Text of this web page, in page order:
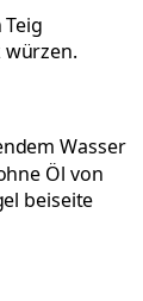
würzen.
Wasser
Öl von
beiseite